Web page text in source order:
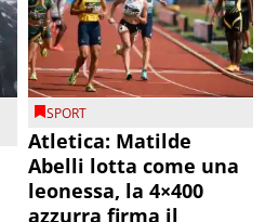
SPORT
Atletica: Matilde
Abelli lotta come una
leonessa, la 4×400
azzurra firma il